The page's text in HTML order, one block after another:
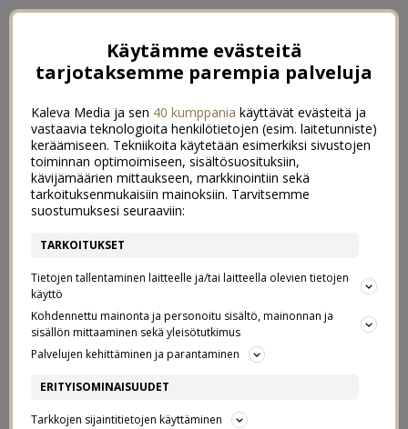
ONKO BLONDEILLA AINA HAUSKEMPAA?
OLLAAN NYT VÄHÄN TÄLLEE
ALLA VAAHTERAPUUN
Käytämme evästeitä
tarjotaksemme parempia palveluja
Kaleva Media ja sen 40 kumppania käyttävät evästeitä ja
vastaavia teknologioita henkilötietojen (esim. laitetunniste)
keräämiseen. Tekniikoita käytetään esimerkiksi sivustojen
toiminnan optimoimiseen, sisältösuosituksiin,
kävijämäärien mittaukseen, markkinointiin sekä
tarkoituksenmukaisiin mainoksiin. Tarvitsemme
suostumuksesi seuraaviin:
TARKOITUKSET
Tietojen tallentaminen laitteelle ja/tai laitteella olevien tietojen
käyttö
Kohdennettu mainonta ja personoitu sisältö, mainonnan ja
sisällön mittaaminen sekä yleisötutkimus
Palvelujen kehittäminen ja parantaminen
ERITYISOMINAISUUDET
Tarkkojen sijaintitietojen käyttäminen